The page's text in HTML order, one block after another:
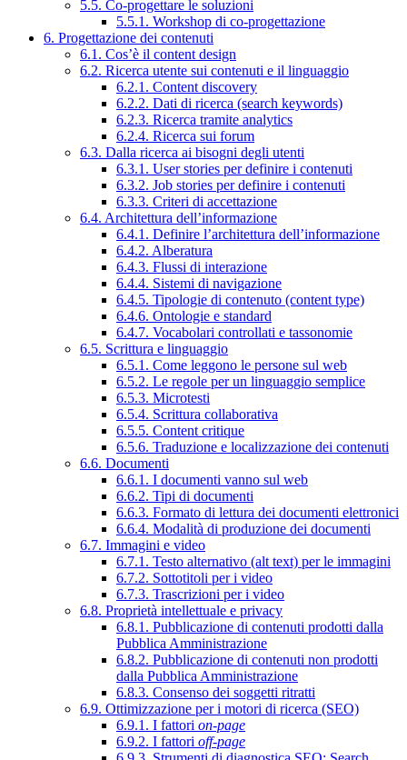
5.5. Co-progettare le soluzioni
5.5.1. Workshop di co-progettazione
6. Progettazione dei contenuti
6.1. Cos’è il content design
6.2. Ricerca utente sui contenuti e il linguaggio
6.2.1. Content discovery
6.2.2. Dati di ricerca (search keywords)
6.2.3. Ricerca tramite analytics
6.2.4. Ricerca sui forum
6.3. Dalla ricerca ai bisogni degli utenti
6.3.1. User stories per definire i contenuti
6.3.2. Job stories per definire i contenuti
6.3.3. Criteri di accettazione
6.4. Architettura dell’informazione
6.4.1. Definire l’architettura dell’informazione
6.4.2. Alberatura
6.4.3. Flussi di interazione
6.4.4. Sistemi di navigazione
6.4.5. Tipologie di contenuto (content type)
6.4.6. Ontologie e standard
6.4.7. Vocabolari controllati e tassonomie
6.5. Scrittura e linguaggio
6.5.1. Come leggono le persone sul web
6.5.2. Le regole per un linguaggio semplice
6.5.3. Microtesti
6.5.4. Scrittura collaborativa
6.5.5. Content critique
6.5.6. Traduzione e localizzazione dei contenuti
6.6. Documenti
6.6.1. I documenti vanno sul web
6.6.2. Tipi di documenti
6.6.3. Formato di lettura dei documenti elettronici
6.6.4. Modalità di produzione dei documenti
6.7. Immagini e video
6.7.1. Testo alternativo (alt text) per le immagini
6.7.2. Sottotitoli per i video
6.7.3. Trascrizioni per i video
6.8. Proprietà intellettuale e privacy
6.8.1. Pubblicazione di contenuti prodotti dalla
Pubblica Amministrazione
6.8.2. Pubblicazione di contenuti non prodotti
dalla Pubblica Amministrazione
6.8.3. Consenso dei soggetti ritratti
6.9. Ottimizzazione per i motori di ricerca (SEO)
6.9.1. I fattori on-page
6.9.2. I fattori off-page